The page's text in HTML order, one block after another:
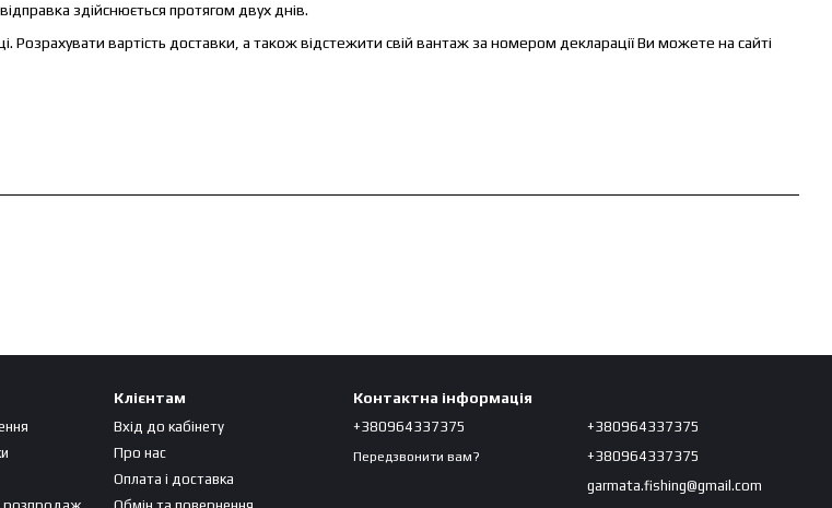
, відправка здійснюється протягом двух днів.
Розрахувати вартість доставки, а також відстежити свій вантаж за номером декларації Ви можете на сайті
Клієнтам
Вхід до кабінету
Про нас
Оплата і доставка
Контактна інформація
+380964337375
Передзвонити вам?
+380964337375
+380964337375
garmata.fishing@gmail.com